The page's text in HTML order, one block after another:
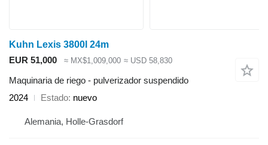
Kuhn Lexis 3800l 24m
EUR 51,000
≈ MX$1,009,000 ≈ USD 58,830
Maquinaria de riego - pulverizador suspendido
2024
Estado nuevo
Alemania, Holle-Grasdorf